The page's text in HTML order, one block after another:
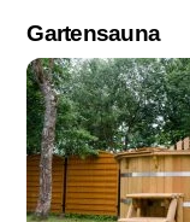
Gartensauna